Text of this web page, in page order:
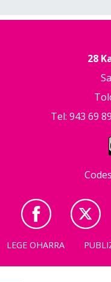
28
Tel: 943 69
LEGE OHARRA